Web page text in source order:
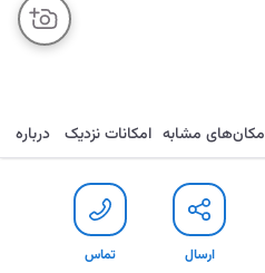
ارسال تماس مکان‌های مشابه امکانات نزدیک درباره
ارسال تماس